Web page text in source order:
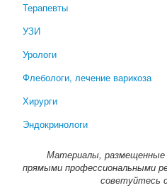
Терапевты
УЗИ
Урологи
Флебологи, лечение варикоза
Хирурги
Эндокринологи
Материалы,
прямыми профессиональными
советуйтесь